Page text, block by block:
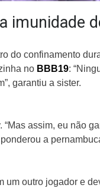
imunidade
do confinamento
no BBB19:
garantiu a sister.
assim, eu não
a
outro jogador e